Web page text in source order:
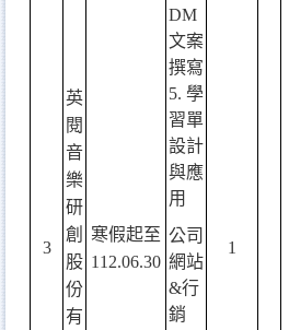
3
英
閱
音
樂
研
創
股
份
有
寒假起至
112.06.30
DM
文案
撰寫
5. 學
習單
設計
與應
用
公司
網站
&行
銷
1